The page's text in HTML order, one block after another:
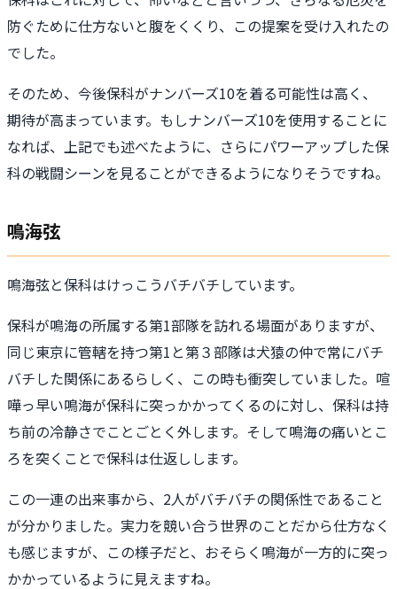
防ぐために仕方ないと腹をくくり、この提案を受け入れたの
でした。
そのため、今後保科がナンバーズ10を着る可能性は高く、
期待が高まっています。もしナンバーズ10を使用することに
なれば、上記でも述べたように、さらにパワーアップした保
科の戦闘シーンを見ることができるようになりそうですね。
鳴海弦
鳴海弦と保科はけっこうバチバチしています。
保科が鳴海の所属する第1部隊を訪れる場面がありますが、
同じ東京に管轄を持つ第1と第３部隊は犬猿の仲で常にバチ
バチした関係にあるらしく、この時も衝突していました。喧
嘩っ早い鳴海が保科に突っかかってくるのに対し、保科は持
ち前の冷静さでことごとく外します。そして鳴海の痛いとこ
ろを突くことで保科は仕返しします。
この一連の出来事から、2人がバチバチの関係性であること
が分かりました。実力を競い合う世界のことだから仕方なく
も感じますが、この様子だと、おそらく鳴海が一方的に突っ
かかっているように見えますね。